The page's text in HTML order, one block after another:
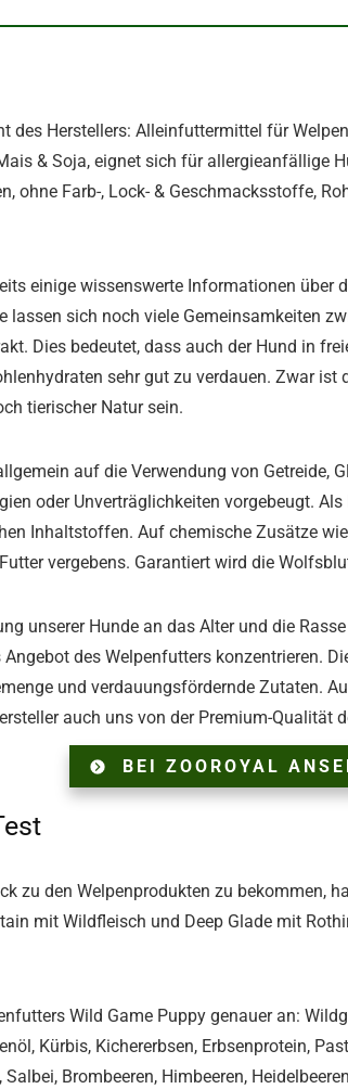
des Herstellers: Alleinfuttermittel für
& Soja, eignet sich für
ohne Farb-, Lock- & Geschmacksstoffe,
einige wissenswerte Informationen über
sich noch viele Gemeinsamkeiten
Dies bedeutet, dass auch der Hund in
sehr gut zu verdauen. Zwar
tierischer Natur sein.
auf die Verwendung von Getreide,
oder Unverträglichkeiten vorgebeugt.
Inhaltstoffen. Auf chemische Zusätze
vergebens. Garantiert wird die
unserer Hunde an das Alter und die
des Welpenfutters konzentrieren.
und verdauungsfördernde Zutaten.
auch uns von der Premium-Qualität
BEI ZOOROYAL
zu den Welpenprodukten zu bekommen,
mit Wildfleisch und Deep Glade mit
Wild Game Puppy genauer an:
Kürbis, Kichererbsen, Erbsenprotein,
Brombeeren, Himbeeren,